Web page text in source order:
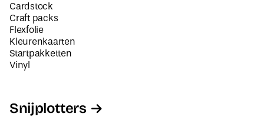
Cardstock
Craft packs
Flexfolie
Kleurenkaarten
Startpakketten
Vinyl
Snijplotters